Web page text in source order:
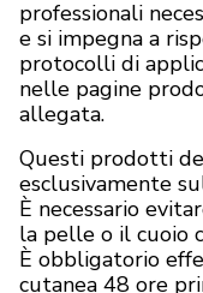
professionali
e si impegna a
protocolli di
nelle pagine
allegata.
Questi prodotti
esclusivamente
È necessario
la pelle o il cuoio
È obbligatorio
cutanea 48 ore